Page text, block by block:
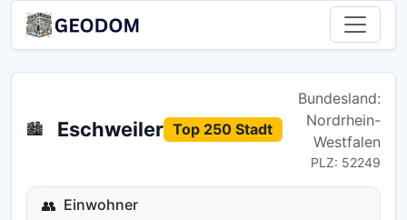
🏙️ Eschweiler Top 250 Stadt
Bundesland:
Nordrhein-
Westfalen
PLZ: 52249
👥 Einwohner